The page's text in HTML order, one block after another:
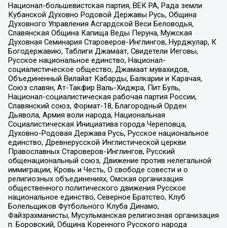
Национал-большевистская партия, ВЕК РА, Рада земли
Кубанской Духовно Родовой Державы Русь, Община
Духовного Управления Асгардской Веси Беловодья,
Славянская Община Капища Веды Перуна, Мужская
Духовная Семинария Староверов-Инглингов, Нурджулар, К
Богодержавию, Таблиги Джамаат, Свидетели Иеговы,
Русское национальное единство, Национал-
социалистическое общество, Джамаат мувахидов,
Объединенный Вилайат Кабарды, Балкарии и Карачая,
Союз славян, Ат-Такфир Валь-Хиджра, Пит Буль,
Национал-социалистическая рабочая партия России,
Славянский союз, Формат-18, Благородный Орден
Дьявола, Армия воли народа, Национальная
Социалистическая Инициатива города Череповца,
Духовно-Родовая Держава Русь, Русское национальное
единство, Древнерусской Инглистической церкви
Православных Староверов-Инглингов, Русский
общенациональный союз, Движение против нелегальной
иммиграции, Кровь и Честь, О свободе совести и о
религиозных объединениях, Омская организация
общественного политического движения Русское
национальное единство, Северное Братство, Клуб
Болельщиков Футбольного Клуба Динамо,
Файзрахманисты, Мусульманская религиозная организация
п. Боровский, Община Коренного Русского народа